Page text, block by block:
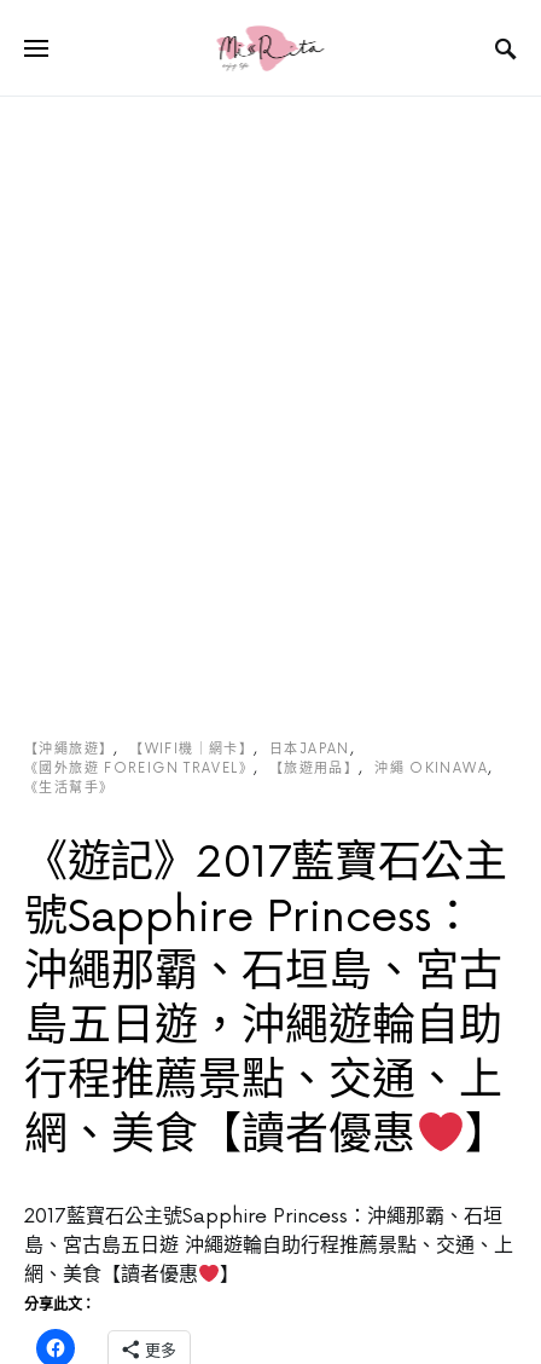
【沖繩旅遊】 【WIFI機｜網卡】
日本JAPAN
《國外旅遊 FOREIGN TRAVEL》
【旅遊用品】
沖繩 OKINAWA
《生活幫手》
《遊記》2017藍寶石公主
號Sapphire Princess：
沖繩那霸、石垣島、宮古
島五日遊，沖繩遊輪自助
行程推薦景點、交通、上
網、美食【讀者優惠
】
2017藍寶石公主號Sapphire Princess：沖繩那霸、石垣
島、宮古島五日遊 沖繩遊輪自助行程推薦景點、交通、上
網、美食【讀者優惠
】
分享此文：
更多